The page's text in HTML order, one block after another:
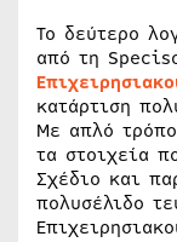
Το δεύτερο
από τη
κατάρτιση
Με απλό
τα στοιχεία
Σχέδιο και
πολυσέλιδο